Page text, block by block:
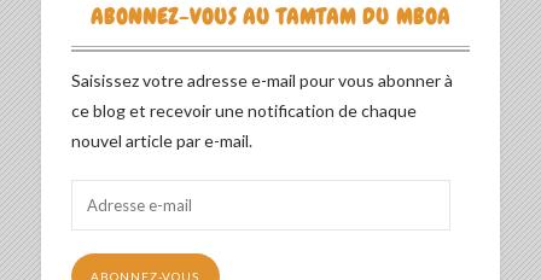
ABONNEZ-VOUS AU TAMTAM DU MBOA
Saisissez votre adresse e-mail pour vous abonner à
ce blog et recevoir une notification de chaque
nouvel article par e-mail.
mail
ABONNEZ-VOUS